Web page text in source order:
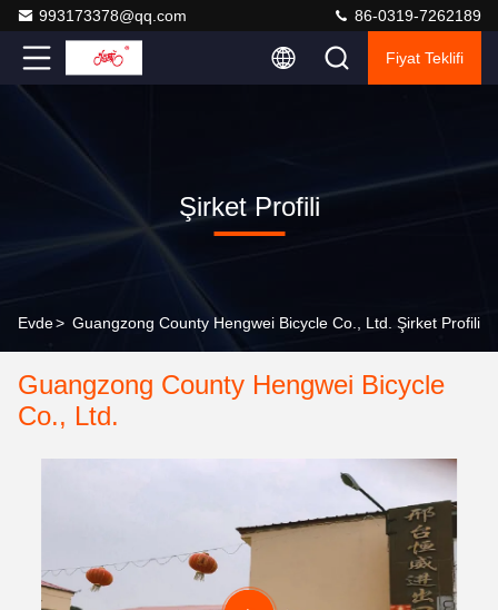
993173378@qq.com 86-0319-7262189
Fiyat Teklifi
Şirket Profili
Evde> Guangzong County Hengwei Bicycle Co., Ltd. Şirket Profili
Guangzong County Hengwei Bicycle
Co., Ltd.